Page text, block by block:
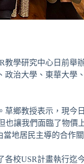
研究中心日前舉
治大學、東華大學
鄉教授表示，現今
讓我們面臨了物價
地居民主導的合作關
校USR計畫執行